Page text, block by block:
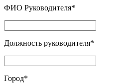
ФИО Руководителя*
Должность руководителя*
Город*